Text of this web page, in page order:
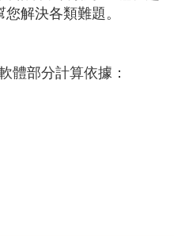
解決各類難題。
體部分計算依據：